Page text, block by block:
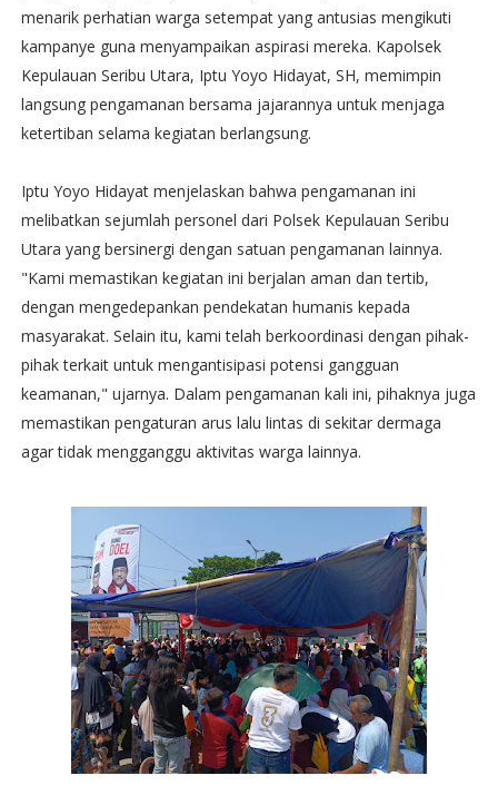
menarik perhatian warga setempat yang antusias mengikuti
kampanye guna menyampaikan aspirasi mereka. Kapolsek
Kepulauan Seribu Utara, Iptu Yoyo Hidayat, SH, memimpin
langsung pengamanan bersama jajarannya untuk menjaga
ketertiban selama kegiatan berlangsung.
Iptu Yoyo Hidayat menjelaskan bahwa pengamanan ini
melibatkan sejumlah personel dari Polsek Kepulauan Seribu
Utara yang bersinergi dengan satuan pengamanan lainnya.
"Kami memastikan kegiatan ini berjalan aman dan tertib,
dengan mengedepankan pendekatan humanis kepada
masyarakat. Selain itu, kami telah berkoordinasi dengan pihak-
pihak terkait untuk mengantisipasi potensi gangguan
keamanan," ujarnya. Dalam pengamanan kali ini, pihaknya juga
memastikan pengaturan arus lalu lintas di sekitar dermaga
agar tidak mengganggu aktivitas warga lainnya.